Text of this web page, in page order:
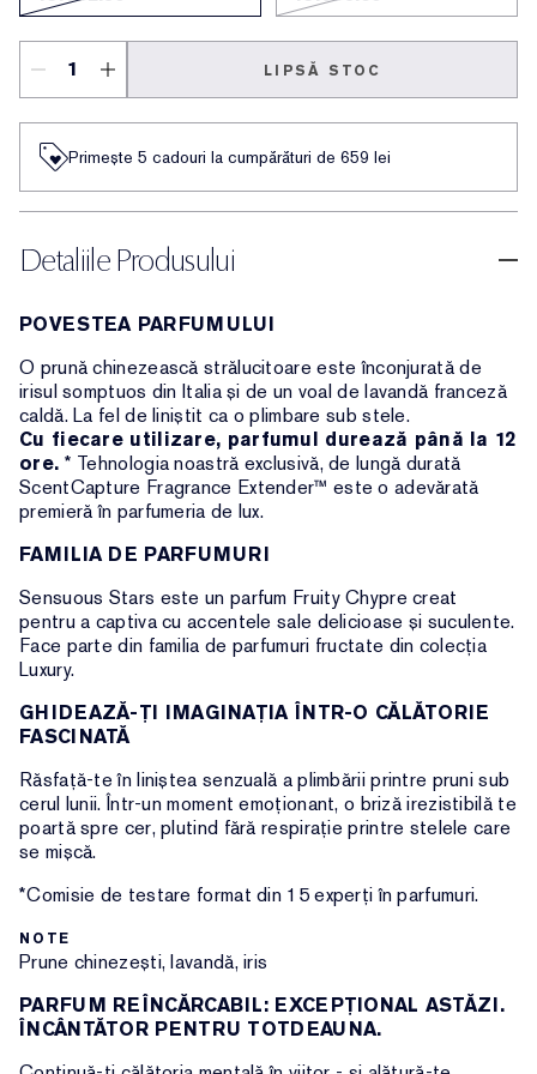
LIPSĂ STOC
Primește 5 cadouri la cumpărături de 659 lei
Detaliile Produsului
POVESTEA PARFUMULUI
O prună chinezească strălucitoare este înconjurată de
irisul somptuos din Italia și de un voal de lavandă franceză
caldă. La fel de liniștit ca o plimbare sub stele.
Cu fiecare utilizare, parfumul durează până la 12
ore. * Tehnologia noastră exclusivă, de lungă durată
ScentCapture Fragrance Extender™ este o adevărată
premieră în parfumeria de lux.
FAMILIA DE PARFUMURI
Sensuous Stars este un parfum Fruity Chypre creat
pentru a captiva cu accentele sale delicioase și suculente.
Face parte din familia de parfumuri fructate din colecția
Luxury.
GHIDEAZĂ-ȚI IMAGINAȚIA ÎNTR-O CĂLĂTORIE
FASCINATĂ
Răsfață-te în liniștea senzuală a plimbării printre pruni sub
cerul lunii. Într-un moment emoționant, o briză irezistibilă te
poartă spre cer, plutind fără respirație printre stelele care
se mișcă.
*Comisie de testare format din 15 experți în parfumuri.
NOTE
Prune chinezești, lavandă, iris
PARFUM REÎNCĂRCABIL: EXCEPȚIONAL ASTĂZI.
ÎNCÂNTĂTOR PENTRU TOTDEAUNA.